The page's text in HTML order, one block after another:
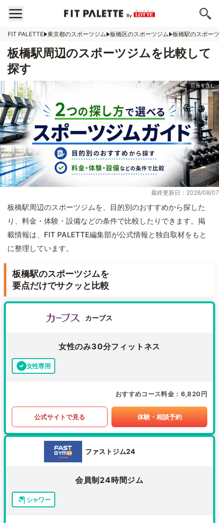
FIT PALETTE 東京都のスポーツジム 板橋区のスポーツジム 板橋駅のスポー
板橋駅周辺のスポーツジムを比較して
探す
最終更新日：2026/08/07
板橋駅周辺のスポーツジムを、目的別のおすすめから探した
り、料金・体験・設備などの条件で比較したりできます。掲
載情報は、FIT PALETTE編集部が公式情報と独自取材をもと
に整理しています。
板橋駅のスポーツジムを
要点だけでサクッと比較
カーブス
女性のみ30分フィットネス
女性専用
おすすめコース料金 6,820円
公式サイトで見る 体験・相談予約
ファストジム24
会員制24時間ジム
シャワー